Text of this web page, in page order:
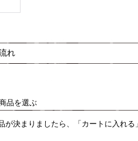
れ
品を選ぶ
が決まりましたら、「カートに入れ